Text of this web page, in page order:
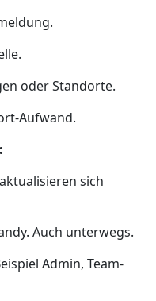
oder Standorte.
Aufwand.
sich
Auch unterwegs.
Admin, Team-